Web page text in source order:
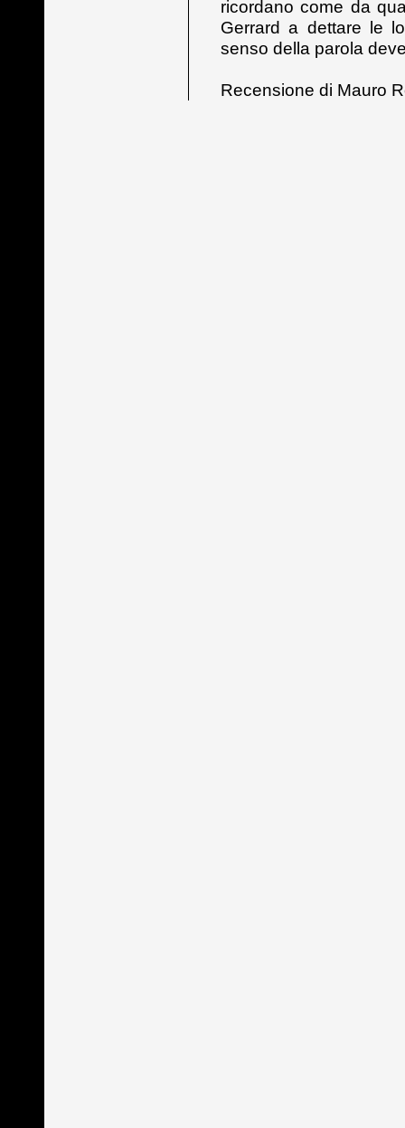
ricordano come da
Gerrard a dettare le
senso della parola
Recensione di Mauro